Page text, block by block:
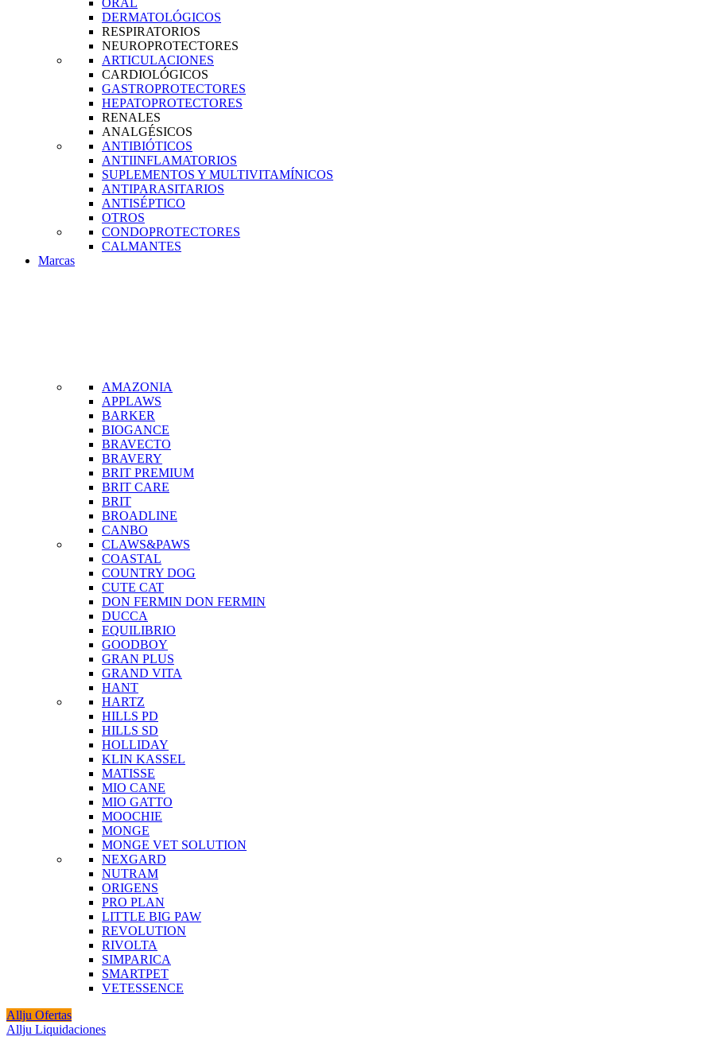
DERMATOLÓGICOS
RESPIRATORIOS
NEUROPROTECTORES
ARTICULACIONES
CARDIOLÓGICOS
GASTROPROTECTORES
HEPATOPROTECTORES
RENALES
ANALGÉSICOS
ANTIBIÓTICOS
ANTIINFLAMATORIOS
SUPLEMENTOS Y MULTIVITAMÍNICOS
ANTIPARASITARIOS
ANTISÉPTICO
OTROS
CONDOPROTECTORES
CALMANTES
Marcas
AMAZONIA
APPLAWS
BARKER
BIOGANCE
BRAVECTO
BRAVERY
BRIT PREMIUM
BRIT CARE
BRIT
BROADLINE
CANBO
CLAWS&PAWS
COASTAL
COUNTRY DOG
CUTE CAT
DON FERMIN DON FERMIN
DUCCA
EQUILIBRIO
GOODBOY
GRAN PLUS
GRAND VITA
HANT
HARTZ
HILLS PD
HILLS SD
HOLLIDAY
KLIN KASSEL
MATISSE
MIO CANE
MIO GATTO
MOOCHIE
MONGE
MONGE VET SOLUTION
NEXGARD
NUTRAM
ORIGENS
PRO PLAN
LITTLE BIG PAW
REVOLUTION
RIVOLTA
SIMPARICA
SMARTPET
VETESSENCE
Allju Ofertas
Allju Liquidaciones